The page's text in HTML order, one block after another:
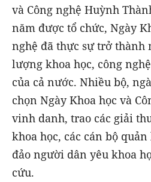
và Công nghệ Huỳnh
năm được tổ chức, Ngày
nghệ đã thực sự trở thành
lượng khoa học, công
của cả nước. Nhiều bộ,
chọn Ngày Khoa học và
vinh danh, trao các giải
khoa học, các cán bộ
đảo người dân yêu khoa
cứu.